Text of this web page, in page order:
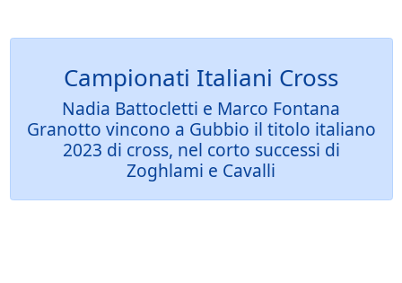
Campionati Italiani Cross
Nadia Battocletti e Marco Fontana
Granotto vincono a Gubbio il titolo italiano
2023 di cross, nel corto successi di
Zoghlami e Cavalli